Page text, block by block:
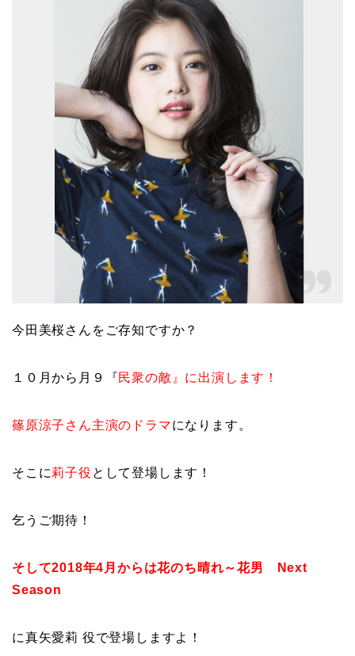
今田美桜さんをご存知ですか？
１０月から月９『民衆の敵』に出演します！
篠原涼子さん主演のドラマになります。
そこに莉子役 として登場します！
乞うご期待！
そして2018年4月からは花のち晴れ～花男 Next
Season
に真矢愛莉 役で登場しますよ！